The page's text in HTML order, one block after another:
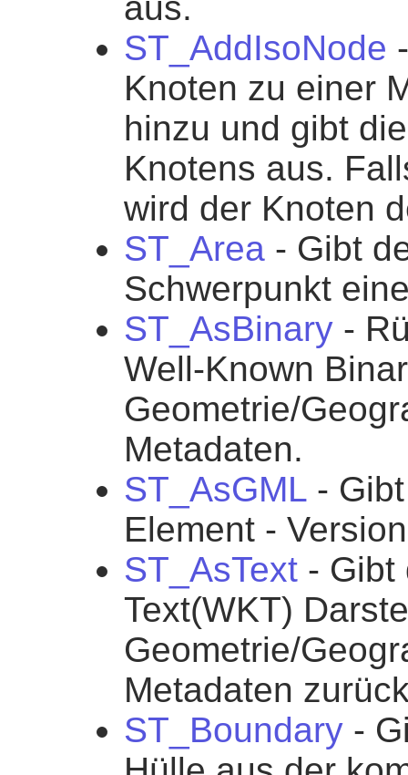
aus.
ST_AddIsoNode
Knoten zu einer
hinzu und gibt
Knotens aus.
wird der Knoten
ST_Area - Gibt
Schwerpunkt
ST_AsBinary -
Well-Known
Geometrie/
Metadaten.
ST_AsGML -
Element -
ST_AsText - Gibt
Text(WKT)
Geometrie/
Metadaten
ST_Boundary -